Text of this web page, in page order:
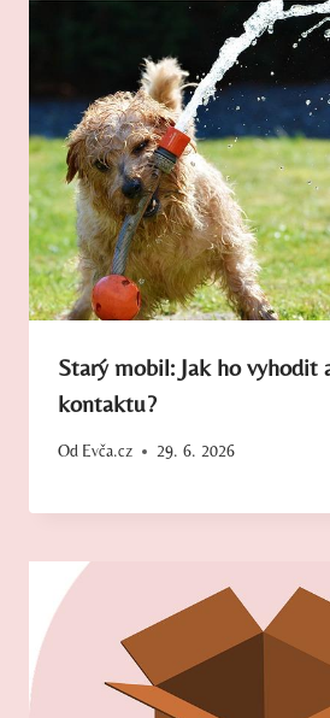
Starý mobil: Jak ho vyhodit
kontaktu?
Od Evča.cz 29. 6. 2026